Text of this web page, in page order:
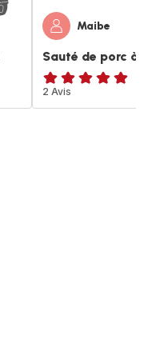
Maibe
Sauté de porc à
Avis
5
2 Avis